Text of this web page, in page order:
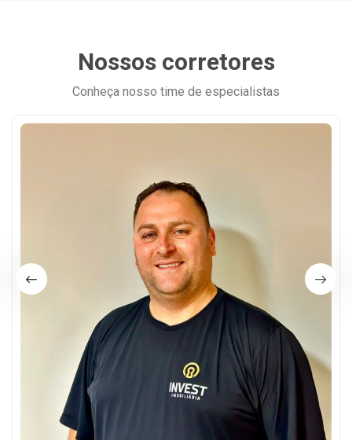
Nossos corretores
Conheça nosso time de especialistas